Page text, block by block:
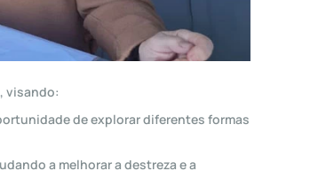
visando:
de explorar diferentes formas
a melhorar a destreza e a